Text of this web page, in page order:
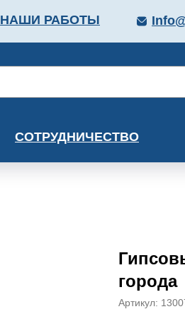
НАШИ РАБОТЫ
СОТРУДНИЧЕСТВО
города
Артикул: